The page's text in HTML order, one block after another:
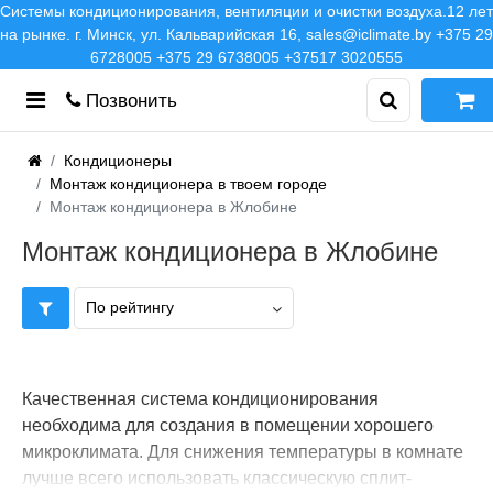
Системы кондиционирования, вентиляции и очистки воздуха.12 лет
на рынке. г. Минск, ул. Кальварийская 16, sales@iclimate.by +375 29
6728005 +375 29 6738005 +37517 3020555
Позвонить
Кондиционеры
Монтаж кондиционера в твоем городе
Монтаж кондиционера в Жлобине
Монтаж кондиционера в Жлобине
По рейтингу
Качественная система кондиционирования
необходима для создания в помещении хорошего
микроклимата. Для снижения температуры в комнате
лучше всего использовать классическую сплит-